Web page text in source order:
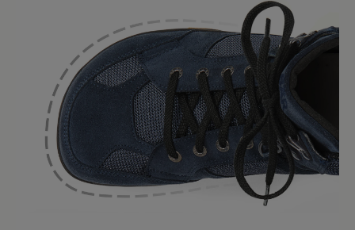
von Bär ist ja aus Leder aber den finde
7. Januar 2024 16:30
Review with rating of 5 out of 5 stars
Bequemer Laufschuh
Ich suchte einen guten Laufschuh für